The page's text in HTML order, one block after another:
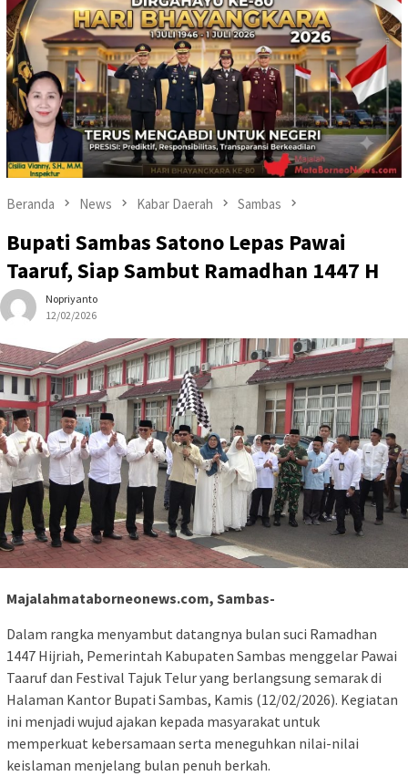
Beranda News Kabar Daerah Sambas
Bupati Sambas Satono Lepas Pawai
Taaruf, Siap Sambut Ramadhan 1447 H
Nopriyanto
12/02/2026
Majalahmataborneonews.com, Sambas-
Dalam rangka menyambut datangnya bulan suci Ramadhan
1447 Hijriah, Pemerintah Kabupaten Sambas menggelar Pawai
Taaruf dan Festival Tajuk Telur yang berlangsung semarak di
Halaman Kantor Bupati Sambas, Kamis (12/02/2026). Kegiatan
ini menjadi wujud ajakan kepada masyarakat untuk
memperkuat kebersamaan serta meneguhkan nilai-nilai
keislaman menjelang bulan penuh berkah.